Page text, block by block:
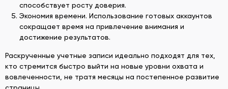
способствует росту доверия.
Экономия времени. Использование готовых аккаунтов
сокращает время на привлечение внимания и
достижение результатов.
Раскрученные учетные записи идеально подходят для тех,
кто стремится быстро выйти на новые уровни охвата и
вовлеченности, не тратя месяцы на постепенное развитие
страницы.